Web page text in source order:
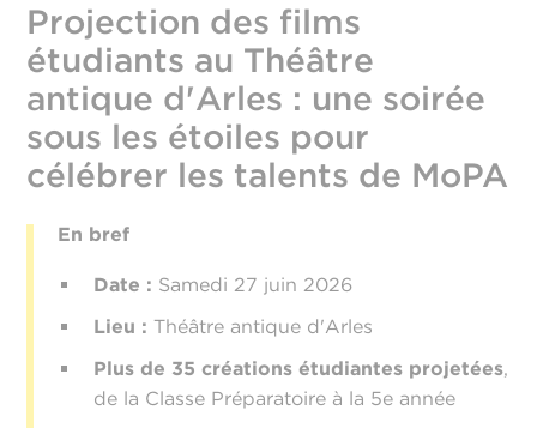
Projection des films
étudiants au Théâtre
antique d'Arles : une soirée
sous les étoiles pour
célébrer les talents de MoPA
En bref
Date : Samedi 27 juin 2026
Lieu : Théâtre antique d'Arles
Plus de 35 créations étudiantes projetées,
de la Classe Préparatoire à la 5e année